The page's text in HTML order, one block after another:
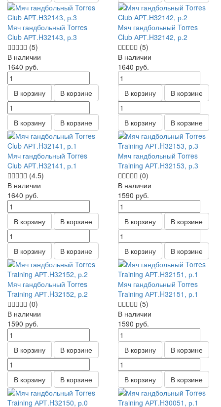
Мяч гандбольный Torres
Club АРТ.H32143, р.3
(5)
В наличии
1640 руб.
В корзину В корзине
В корзину В корзине
Мяч гандбольный Torres
Club АРТ.H32142, р.2
(5)
В наличии
1640 руб.
В корзину В корзине
В корзину В корзине
Мяч гандбольный Torres
Club АРТ.H32141, р.1
(4.5)
В наличии
1640 руб.
В корзину В корзине
В корзину В корзине
Мяч гандбольный Torres
Training АРТ.H32153, р.3
(0)
В наличии
1590 руб.
В корзину В корзине
В корзину В корзине
Мяч гандбольный Torres
Training АРТ.H32152, р.2
(0)
В наличии
1590 руб.
В корзину В корзине
В корзину В корзине
Мяч гандбольный Torres
Training АРТ.H32151, р.1
(5)
В наличии
1590 руб.
В корзину В корзине
В корзину В корзине